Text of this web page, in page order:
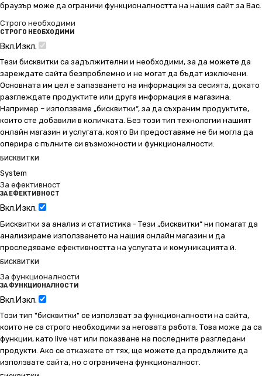
браузър може да ограничи функционалността на нашия сайт за Вас.
Строго необходими
СТРОГО НЕОБХОДИМИ
Вкл.Изкл.
Тези бисквитки са задължителни и необходими, за да можете да
зареждате сайта безпроблемно и не могат да бъдат изключени.
Основната им цел е запазването на информация за сесията, докато
разглеждате продуктите или друга информация в магазина.
Например – използваме „бисквитки“, за да съхраним продуктите,
които сте добавили в количката. Без този тип технологии нашият
онлайн магазин и услугата, която Ви предоставяме не би могла да
оперира с пълните си възможности и функционалности.
БИСКВИТКИ
System
За ефективност
ЗА ЕФЕКТИВНОСТ
Вкл.Изкл.
Бисквитки за анализ и статистика - Тези „бисквитки“ ни помагат да
анализираме използването на нашия онлайн магазин и да
проследяваме ефективността на услугата и комуникацията й.
БИСКВИТКИ
За функционалности
ЗА ФУНКЦИОНАЛНОСТИ
Вкл.Изкл.
Този тип "бисквитки" се използват за функционалности на сайта,
които не са строго необходими за неговата работа. Това може да са
функции, като live чат или показване на последните разгледани
продукти. Ако се откажете от тях, ще можете да продължите да
използвате сайта, но с ограничена функционалност.